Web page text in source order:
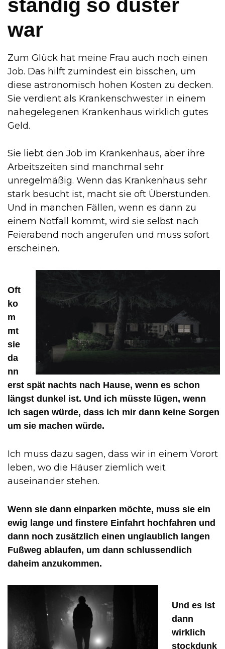
ständig so düster
war
Zum Glück hat meine Frau auch noch einen
Job. Das hilft zumindest ein bisschen, um
diese astronomisch hohen Kosten zu decken.
Sie verdient als Krankenschwester in einem
nahegelegenen Krankenhaus wirklich gutes
Geld.
Sie liebt den Job im Krankenhaus, aber ihre
Arbeitszeiten sind manchmal sehr
unregelmäßig. Wenn das Krankenhaus sehr
stark besucht ist, macht sie oft Überstunden.
Und in manchen Fällen, wenn es dann zu
einem Notfall kommt, wird sie selbst nach
Feierabend noch angerufen und muss sofort
erscheinen.
Oft
ko
m
mt
sie
da
nn
erst spät nachts nach Hause, wenn es schon
längst dunkel ist. Und ich müsste lügen, wenn
ich sagen würde, dass ich mir dann keine Sorgen
um sie machen würde.
Ich muss dazu sagen, dass wir in einem Vorort
leben, wo die Häuser ziemlich weit
auseinander stehen.
Wenn sie dann einparken möchte, muss sie ein
ewig lange und finstere Einfahrt hochfahren und
dann noch zusätzlich einen unglaublich langen
Fußweg ablaufen, um dann schlussendlich
daheim anzukommen.
Und es ist
dann
wirklich
stockdunk